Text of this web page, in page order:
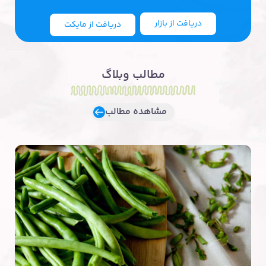
دریافت از بازار دریافت از مایکت
مطالب وبلاگ
مشاهده مطالب